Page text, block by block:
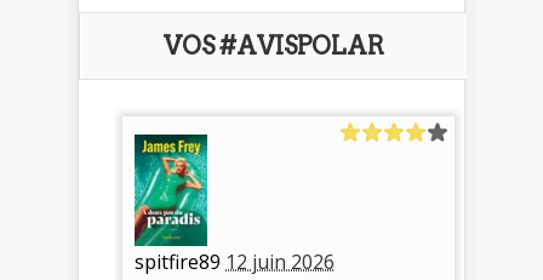
VOS #AVISPOLAR
spitfire89 12 juin 2026